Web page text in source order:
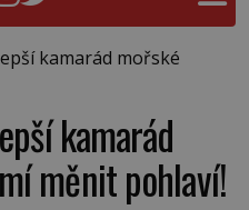
kamarád mořské
kamarád
měnit pohlaví!